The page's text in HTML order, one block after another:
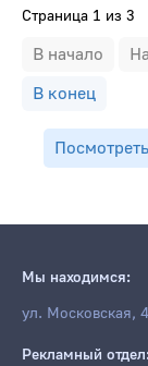
Страница 1 из 3
В начало
В конец
Мы находимся:
ул. Московская,
Рекламный отдел: